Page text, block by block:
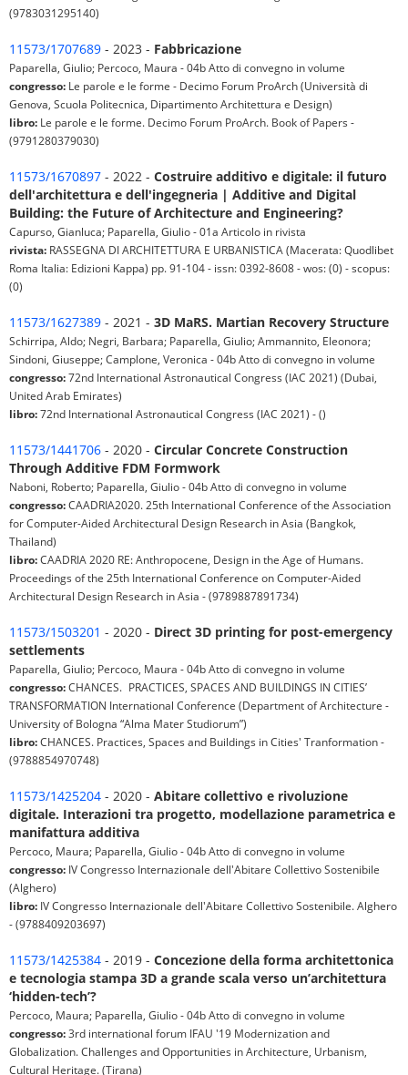
(9783031295140)
11573/1707689 - 2023 - Fabbricazione
Paparella, Giulio; Percoco, Maura - 04b Atto di convegno in volume
congresso: Le parole e le forme - Decimo Forum ProArch (Università di
Genova, Scuola Politecnica, Dipartimento Architettura e Design)
libro: Le parole e le forme. Decimo Forum ProArch. Book of Papers -
(9791280379030)
11573/1670897 - 2022 - Costruire additivo e digitale: il futuro
dell′architettura e dell′ingegneria | Additive and Digital
Building: the Future of Architecture and Engineering?
Capurso, Gianluca; Paparella, Giulio - 01a Articolo in rivista
rivista: RASSEGNA DI ARCHITETTURA E URBANISTICA (Macerata: Quodlibet
Roma Italia: Edizioni Kappa) pp. 91-104 - issn: 0392-8608 - wos: (0) - scopus:
(0)
11573/1627389 - 2021 - 3D MaRS. Martian Recovery Structure
Schirripa, Aldo; Negri, Barbara; Paparella, Giulio; Ammannito, Eleonora;
Sindoni, Giuseppe; Camplone, Veronica - 04b Atto di convegno in volume
congresso:72nd International Astronautical Congress (IAC 2021) (Dubai,
United Arab Emirates)
libro:72nd International Astronautical Congress (IAC 2021) - ()
11573/1441706 - 2020 - Circular Concrete Construction
Through Additive FDM Formwork
Naboni, Roberto; Paparella, Giulio - 04b Atto di convegno in volume
congresso:CAADRIA2020. 25th International Conference of the Association
for Computer-Aided Architectural Design Research in Asia (Bangkok,
Thailand)
libro:CAADRIA 2020 RE: Anthropocene, Design in the Age of Humans.
Proceedings of the 25th International Conference on Computer-Aided
Architectural Design Research in Asia - (9789887891734)
11573/1503201 - 2020 - Direct 3D printing for post-emergency
settlements
Paparella, Giulio; Percoco, Maura - 04b Atto di convegno in volume
congresso:CHANCES. PRACTICES, SPACES AND BUILDINGS IN CITIES’
TRANSFORMATION International Conference (Department of Architecture -
University of Bologna “Alma Mater Studiorum”)
libro:CHANCES. Practices, Spaces and Buildings in Cities' Tranformation -
(9788854970748)
11573/1425204 - 2020 - Abitare collettivo e rivoluzione
digitale. Interazioni tra progetto, modellazione parametrica e
manifattura additiva
Percoco, Maura; Paparella, Giulio - 04b Atto di convegno in volume
congresso: IV Congresso Internazionale dell'Abitare Collettivo Sostenibile
(Alghero)
libro: IV Congresso Internazionale dell'Abitare Collettivo Sostenibile. Alghero
- (9788409203697)
11573/1425384 - 2019 - Concezione della forma architettonica
e tecnologia stampa 3D a grande scala verso un’architettura
‘hidden-tech’?
Percoco, Maura; Paparella, Giulio - 04b Atto di convegno in volume
congresso:3rd international forum IFAU '19 Modernization and
Globalization. Challenges and Opportunities in Architecture, Urbanism,
Cultural Heritage. (Tirana)